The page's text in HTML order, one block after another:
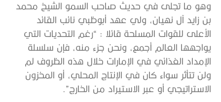
وهو ما تجلى في حديث صاحب السمو الشيخ محمد
بن زايد آل نهيان، ولي عهد أبوظبي نائب القائد
الأعلى للقوات المسلحة قائلا : “رغم التحديات التي
يواجهها العالم أجمع، ونحن جزء منه، فإن سلسلة
الإمداد الغذائي في الإمارات خلال هذه الظروف لم
ولن تتأثر سواء كان في الإنتاج المحلي، أو المخزون
الاستراتيجي أو عبر الاستيراد من الخارج”.